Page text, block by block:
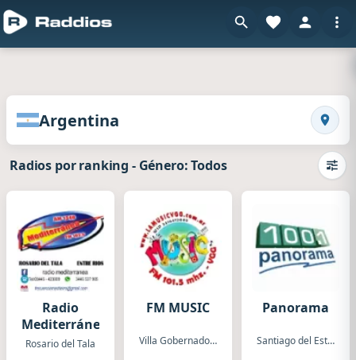
Radios de Argentinaen Raddios
Argentina
Radios por ranking - Género: Todos
Radio
Mediterránea
Rosario del Tala
FM MUSIC
Villa Gobernador Galvez
Panorama
Santiago del Estero